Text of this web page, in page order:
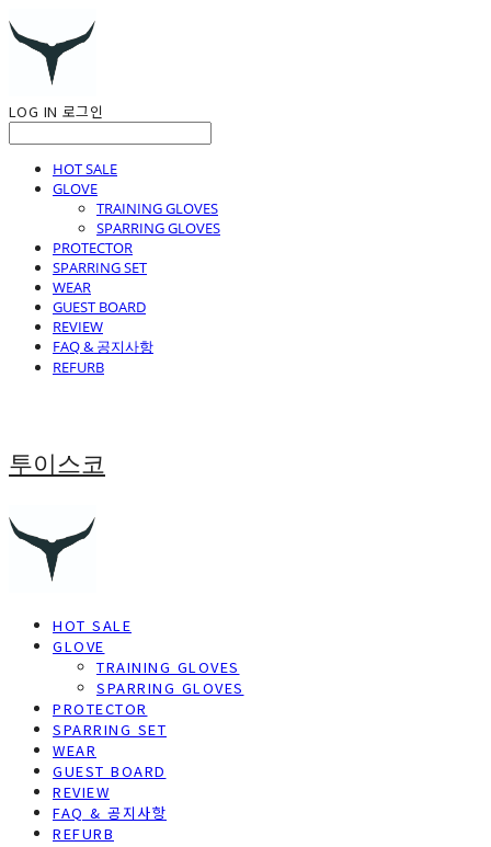
LOG IN 로그인
HOT SALE
GLOVE
TRAINING GLOVES
SPARRING GLOVES
PROTECTOR
SPARRING SET
WEAR
GUEST BOARD
REVIEW
FAQ & 공지사항
REFURB
투이스코
HOT SALE
GLOVE
TRAINING GLOVES
SPARRING GLOVES
PROTECTOR
SPARRING SET
WEAR
GUEST BOARD
REVIEW
FAQ & 공지사항
REFURB